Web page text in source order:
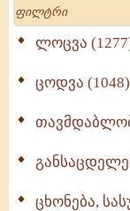
Search
ლოცვა
ცოდვა (1048)
ცხონება,